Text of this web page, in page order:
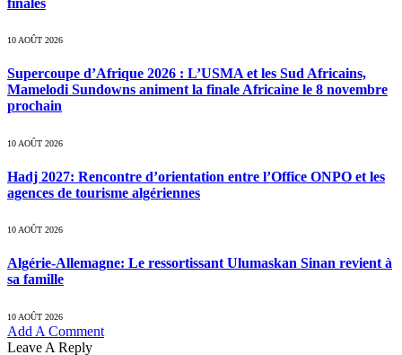
10 AOÛT 2026
Supercoupe d’Afrique 2026 : L’USMA et les Sud Africains,
Mamelodi Sundowns animent la finale Africaine le 8 novembre
prochain
10 AOÛT 2026
Hadj 2027: Rencontre d’orientation entre l’Office ONPO et les
agences de tourisme algériennes
10 AOÛT 2026
Algérie-Allemagne: Le ressortissant Ulumaskan Sinan revient à
sa famille
10 AOÛT 2026
Add A Comment
Leave A Reply